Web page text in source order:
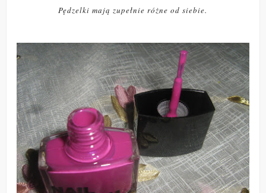
Pędzelki mają zupełnie różne od siebie.